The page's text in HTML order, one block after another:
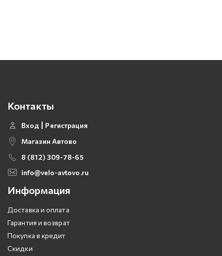
Контакты
Вход
Регистрация
Магазин Автово
8 (812) 309-78-65
info@velo-avtovo.ru
Информация
Доставка и оплата
Гарантия и возврат
Покупка в кредит
Скидки